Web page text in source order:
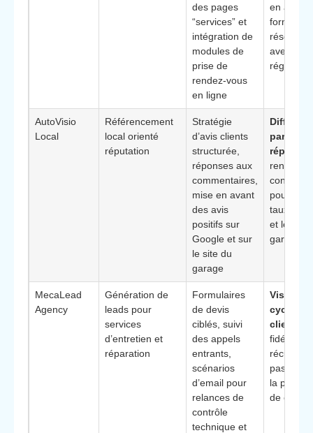
des pages
“services” et
intégration de
modules de
prise de
rendez-vous
en ligne
en
avec des
réguliers
AutoVisio
Local
Référencement
local orienté
réputation
Stratégie
d’avis clients
structurée,
réponses aux
commentaires,
mise en avant
des avis
positifs sur
Google et sur
le site du
garage
par la e-
renforcer
pour
taux de
et le
garage
MecaLead
Agency
Génération de
leads pour
services
d’entretien et
réparation
Formulaires
de devis
ciblés, suivi
des appels
entrants,
scénarios
d’email pour
relances de
contrôle
technique et
Vision
cycle de
client
pas
la
de